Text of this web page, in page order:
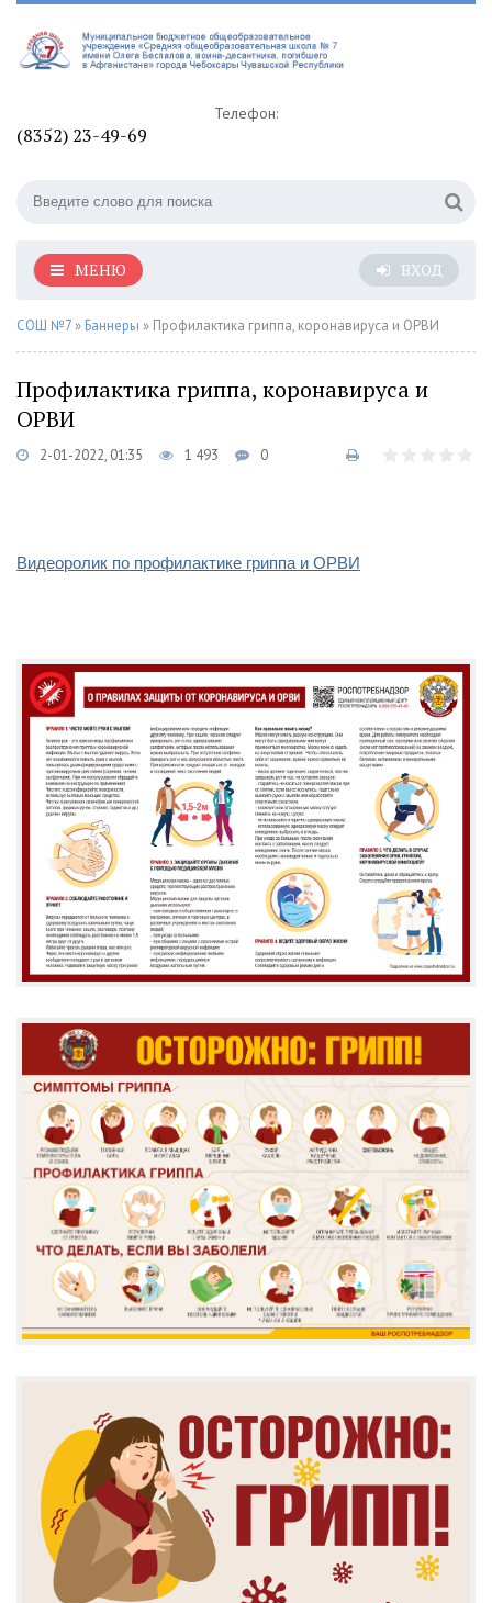
Телефон:
(8352) 23-49-69
ВХОД
МЕНЮ
СОШ №7 » Баннеры » Профилактика гриппа, коронавируса и ОРВИ
Профилактика гриппа, коронавируса и
ОРВИ
2-01-2022, 01:35 1 493 0
Видеоролик по профилактике гриппа и ОРВИ